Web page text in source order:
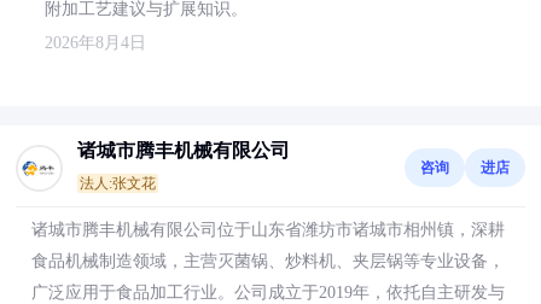
附加工艺建议与扩展知识。
2026年8月4日
诸城市腾丰机械有限公司
法人:张文花
咨询 进店
诸城市腾丰机械有限公司位于山东省潍坊市诸城市相州镇，深耕
食品机械制造领域，主营灭菌锅、炒料机、夹层锅等专业设备，
广泛应用于食品加工行业。公司成立于2019年，依托自主研发与